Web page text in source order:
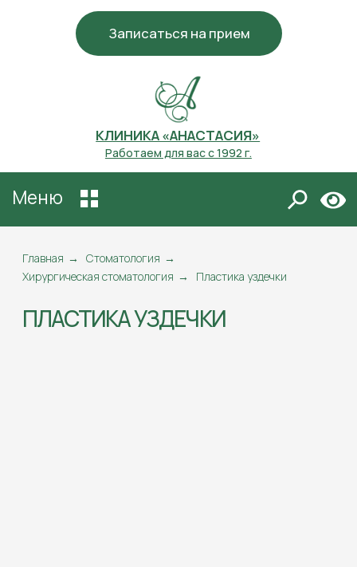
Записаться на прием
Работаем для вас с 1992 г.
КЛИНИКА «АНАСТАСИЯ»
Главная → Стоматология →
Хирургическая стоматология → Пластика уздечки
ПЛАСТИКА УЗДЕЧКИ